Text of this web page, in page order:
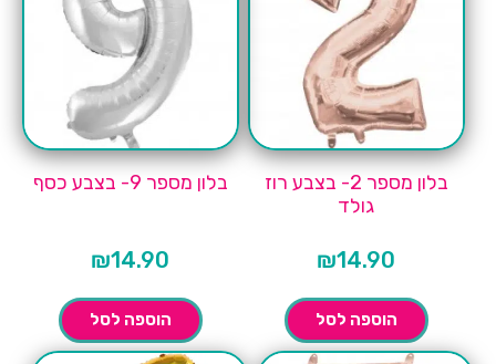
בלון מספר 2- בצבע רוז
גולד
₪14.90
הוספה לסל
בלון מספר 9- בצבע כסף
₪14.90
הוספה לסל